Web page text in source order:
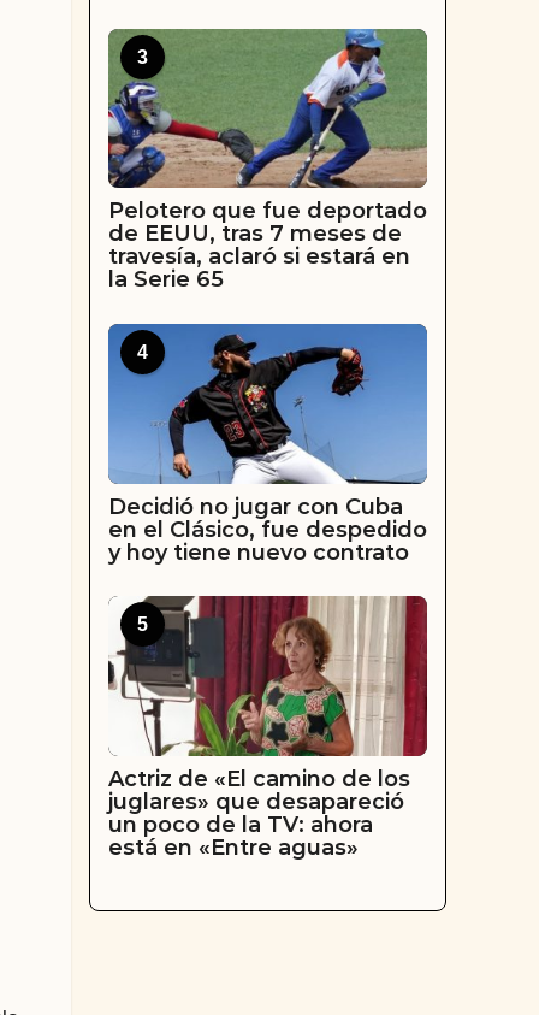
3
Pelotero que fue deportado
de EEUU, tras 7 meses de
travesía, aclaró si estará en
la Serie 65
4
Decidió no jugar con Cuba
en el Clásico, fue despedido
y hoy tiene nuevo contrato
5
Actriz de «El camino de los
juglares» que desapareció
un poco de la TV: ahora
está en «Entre aguas»